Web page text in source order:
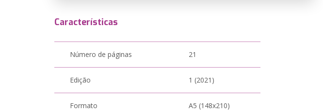
Características
Número de páginas 21
Edição 1 (2021)
Formato A5 (148x210)